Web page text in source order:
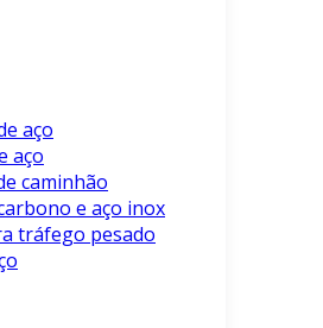
aço
aço
caminhão
e aço inox
tráfego pesado